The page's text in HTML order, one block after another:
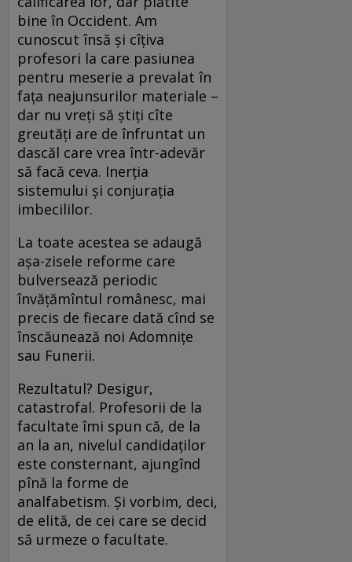
bine în Occident. Am
cunoscut însă şi cîţiva
profesori la care pasiunea
pentru meserie a prevalat în
faţa neajunsurilor materiale –
dar nu vreţi să ştiţi cîte
greutăţi are de înfruntat un
dascăl care vrea într-adevăr
să facă ceva. Inerţia
sistemului şi conjuraţia
imbecililor.
La toate acestea se adaugă
aşa-zisele reforme care
bulversează periodic
învăţămîntul românesc, mai
precis de fiecare dată cînd se
înscăunează noi Adomniţe
sau Funerii.
Rezultatul? Desigur,
catastrofal. Profesorii de la
facultate îmi spun că, de la
an la an, nivelul candidaţilor
este consternant, ajungînd
pînă la forme de
analfabetism. Şi vorbim, deci,
de elită, de cei care se decid
să urmeze o facultate.